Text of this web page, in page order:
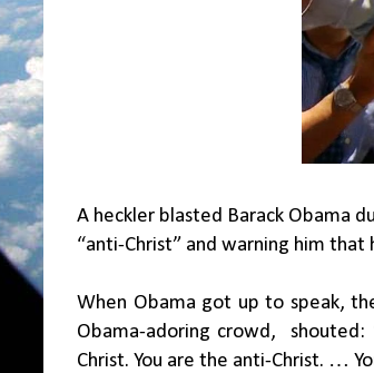
A heckler blasted Barack Obama
“anti-Christ” and warning him
When Obama got up to speak,
Obama-adoring crowd,
shouted:
Christ. You are the anti-Christ. …